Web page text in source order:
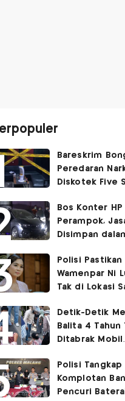
Bareskrim
Peredaran
Diskotek Five
Bos Konter
Perampok,
Disimpan
Polisi Pastikan
Wamenpar Ni
Tak di Lokasi
Lembah
Detik-Detik
Balita 4 Tahun
Ditabrak Mobil
Polisi Tangkap
Komplotan
Pencuri